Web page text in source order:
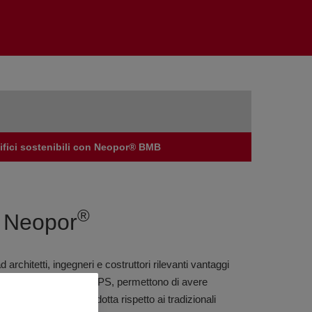
sostenibili con Neopor® BMB
®
architetti, ingegneri e costruttori rilevanti vantaggi
della matrice di EPS, permettono di avere
del materiale è ridotta rispetto ai tradizionali